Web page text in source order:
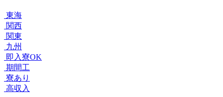
東海
関西
関東
九州
即入寮OK
期間工
寮あり
高収入